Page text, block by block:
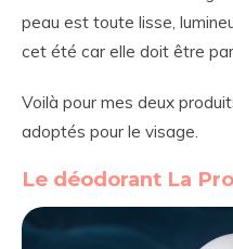
peau est toute lisse,
cet été car elle doit être
Voilà pour mes deux
adoptés pour le visage.
Le déodorant La